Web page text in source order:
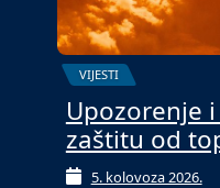
VIJESTI
Upozorenje
zaštitu od
5. kolovoza 2026.